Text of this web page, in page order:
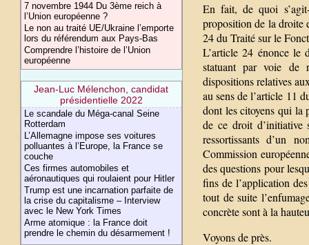
7 novembre 1944 Du 3ème reich à
l’Union européenne ?
Le non au traité UE/Ukraine l’emporte
lors du référendum aux Pays-Bas
Comprendre l’histoire de l’Union
européenne
Jean-Luc Mélenchon, candidat
présidentielle 2022
Le scandale du Méga-canal Seine
Rotterdam
L’Allemagne impose ses voitures
polluantes à l’Europe, la France se
couche
Ces firmes automobiles et
aéronautiques qui roulaient pour Hitler
Trump est une incarnation parfaite de
la crise du capitalisme – Interview
avec le New York Times
Arme atomique : la France doit
prendre le chemin du désarmement !
En fait, de quoi
proposition de la droite
24 du Traité sur le
L’article 24 énonce
statuant par voie de
dispositions relatives
au sens de l’article 11
dont les citoyens qui la
de ce droit d’initiative
ressortissants d’un
Commission
des questions pour
fins de l’application
tout de suite
concrète sont à la
Voyons de près.